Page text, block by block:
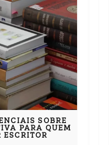
SOBRE
PARA QUEM
ESCRITOR